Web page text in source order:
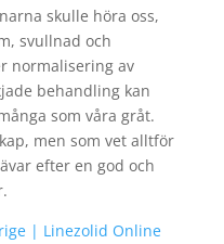
skulle höra oss,
svullnad och
normalisering av
behandling kan
som våra gråt.
men som vet alltför
efter en god och
| Linezolid Online